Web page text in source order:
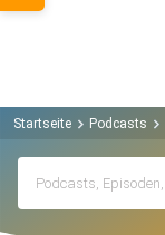
Startseite Podcasts